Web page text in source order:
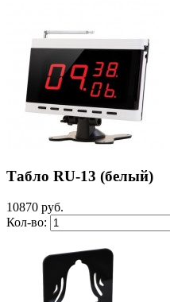
Табло RU-13 (белый)
10870 руб.
Кол-во: